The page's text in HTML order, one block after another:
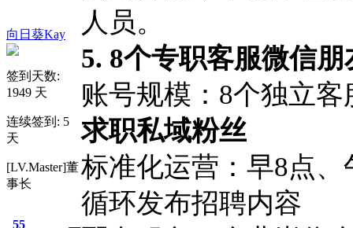
向日葵Kay
签到天数:
1949 天
连续签到: 5
天
[LV.Master]董
事长
55
人员。
5. 8个专职客服微信
账号规模：8个独立
求职私域粉丝
标准化运营：早8点、
循环发布招聘内容